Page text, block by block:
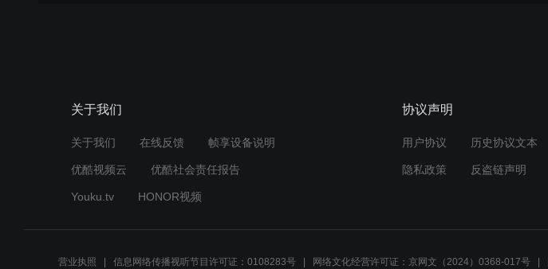
关于我们
关于我们 在线反馈 帧享设备说明
优酷视频云 优酷社会责任报告
Youku.tv HONOR视频
协议声明
用户协议 历史协议文本
隐私政策 反盗链声明
营业执照 信息网络传播视听节目许可证：0108283号 网络文化经营许可证：京网文（2024）0368-017号